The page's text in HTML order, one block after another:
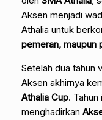
Aksen menjadi
Athalia untuk
pemeran, maupun
Setelah dua tahun
Aksen akhirnya
Athalia Cup. Tahun
menghadirkan